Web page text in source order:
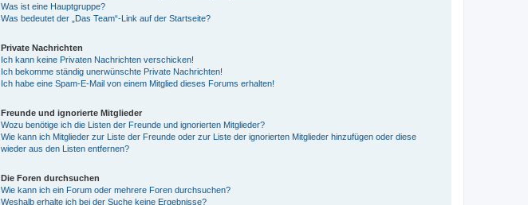
Was ist eine Hauptgruppe?
Was bedeutet der „Das Team“-Link auf der Startseite?
Private Nachrichten
Ich kann keine Privaten Nachrichten verschicken!
Ich bekomme ständig unerwünschte Private Nachrichten!
Ich habe eine Spam-E-Mail von einem Mitglied dieses Forums erhalten!
Freunde und ignorierte Mitglieder
Wozu benötige ich die Listen der Freunde und ignorierten Mitglieder?
Wie kann ich Mitglieder zur Liste der Freunde oder zur Liste der ignorierten Mitglieder hinzufügen oder diese
wieder aus den Listen entfernen?
Die Foren durchsuchen
Wie kann ich ein Forum oder mehrere Foren durchsuchen?
Weshalb erhalte ich bei der Suche keine Ergebnisse?